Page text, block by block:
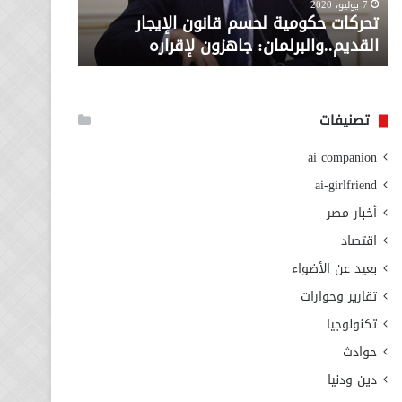
لإقراره
7 يوليو، 2020
تحركات حكومية لحسم قانون الإيجار
القديم..والبرلمان: جاهزون لإقراره
من
وزارة
الاجتماعي
تصنيفات
ai companion
ai-girlfriend
أخبار مصر
اقتصاد
بعيد عن الأضواء
تقارير وحوارات
تكنولوجيا
حوادث
دين ودنيا